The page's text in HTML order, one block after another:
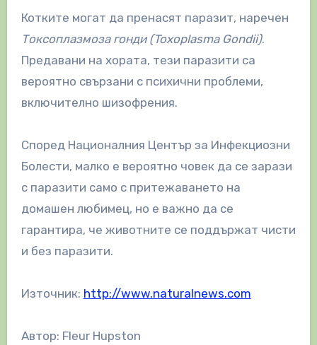
Котките могат да пренасят паразит, наречен
Токсоплазмоза гонди (Toxoplasma Gondii).
Предавани на хората, тези паразити са
вероятно свързани с психични проблеми,
включително шизофрения.
Според Националния Център за Инфекциозни
Болести, малко е вероятно човек да се зарази
с паразити само с притежаването на
домашен любимец, но е важно да се
гарантира, че животните се поддържат чисти
и без паразити.
Източник: http://www.naturalnews.com
Автор: Fleur Hupston